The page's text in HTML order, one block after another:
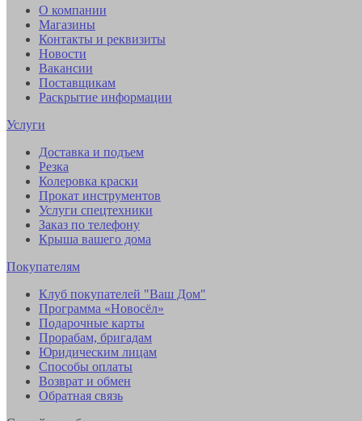
О компании
Магазины
Контакты и реквизиты
Новости
Вакансии
Поставщикам
Раскрытие информации
Услуги
Доставка и подъем
Резка
Колеровка краски
Прокат инструментов
Услуги спецтехники
Заказ по телефону
Крыша вашего дома
Покупателям
Клуб покупателей "Ваш Дом"
Программа «Новосёл»
Подарочные карты
Прорабам, бригадам
Юридическим лицам
Способы оплаты
Возврат и обмен
Обратная связь